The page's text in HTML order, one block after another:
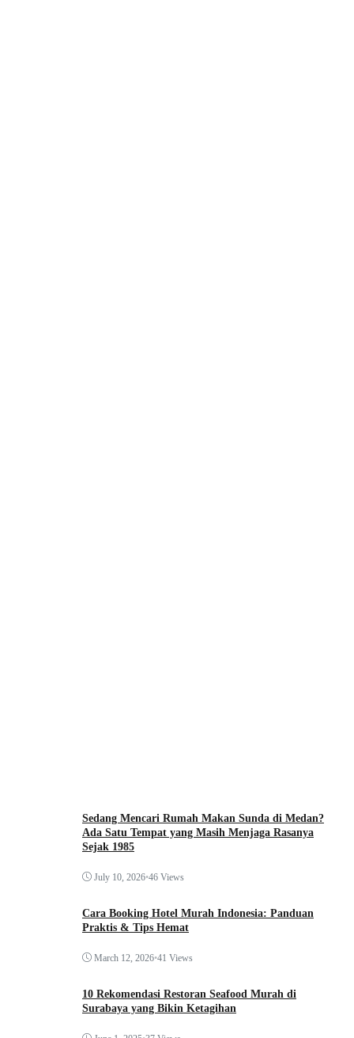
Sedang Mencari Rumah Makan Sunda di Medan?
Ada Satu Tempat yang Masih Menjaga Rasanya
Sejak 1985
July 10, 2026•46 Views
Cara Booking Hotel Murah Indonesia: Panduan
Praktis & Tips Hemat
March 12, 2026•41 Views
10 Rekomendasi Restoran Seafood Murah di
Surabaya yang Bikin Ketagihan